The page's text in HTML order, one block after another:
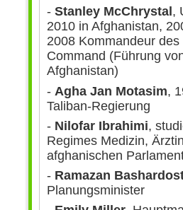
- Stanley McChrystal ,
2010 in Afghanistan,
2008 Kommandeur
Command (Führung
Afghanistan)
- Agha Jan Motasim,
Taliban-Regierung
- Nilofar Ibrahimi,
Regimes Medizin,
afghanischen
- Ramazan
Planungsminister